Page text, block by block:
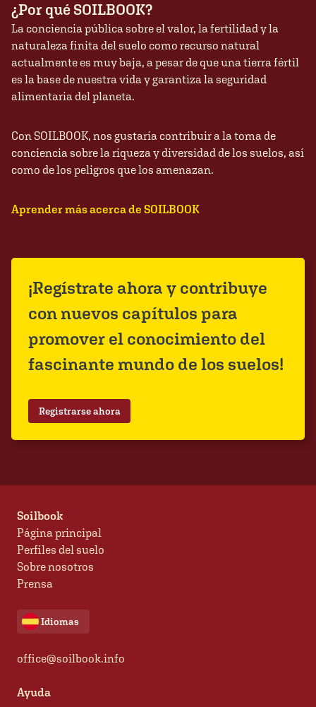
¿Por qué SOILBOOK?
La conciencia pública sobre el valor, la fertilidad y la
naturaleza finita del suelo como recurso natural
actualmente es muy baja, a pesar de que una tierra fértil
es la base de nuestra vida y garantiza la seguridad
alimentaria del planeta.
Con SOILBOOK, nos gustaría contribuir a la toma de
conciencia sobre la riqueza y diversidad de los suelos, así
como de los peligros que los amenazan.
Aprender más acerca de SOILBOOK
¡Regístrate ahora y contribuye
con nuevos capítulos para
promover el conocimiento del
fascinante mundo de los suelos!
Registrarse ahora
Soilbook
Página principal
Perfiles del suelo
Sobre nosotros
Prensa
Idiomas
office@soilbook.info
Ayuda